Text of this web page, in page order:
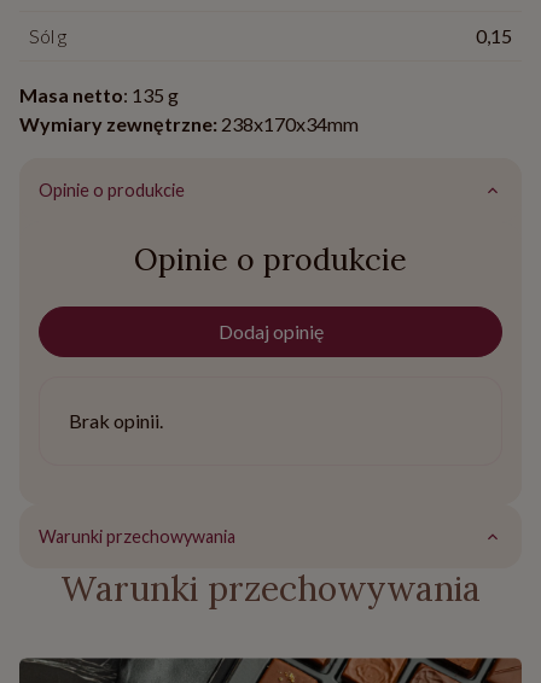
Sól g 0,15
Masa netto: 135 g
Wymiary zewnętrzne: 238x170x34mm
Opinie o produkcie
Opinie o produkcie
Dodaj opinię
Brak opinii.
Warunki przechowywania
Warunki przechowywania